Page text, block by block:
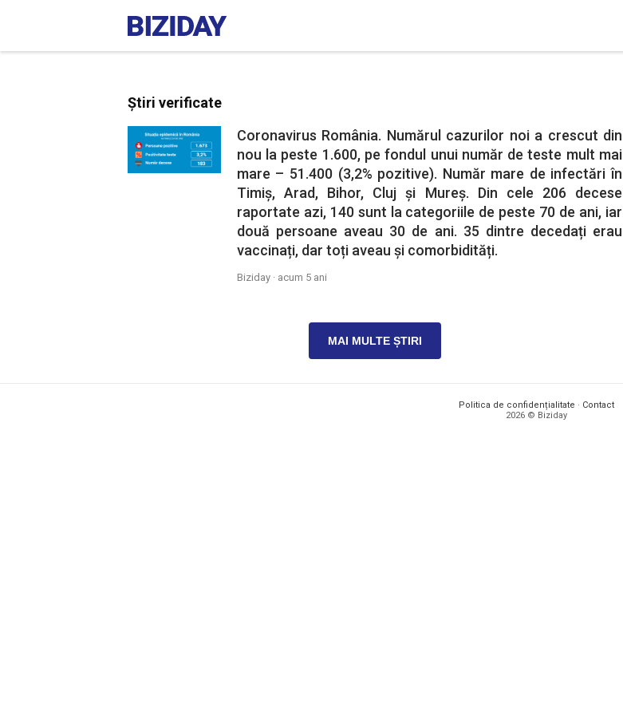
Știri verificate
Coronavirus România. Numărul cazurilor noi a crescut din
nou la peste 1.600, pe fondul unui număr de teste mult mai
mare – 51.400 (3,2% pozitive). Număr mare de infectări în
Timiș, Arad, Bihor, Cluj și Mureș. Din cele 206 decese
raportate azi, 140 sunt la categoriile de peste 70 de ani, iar
două persoane aveau 30 de ani. 35 dintre decedați erau
vaccinați, dar toți aveau și comorbidități.
Biziday · acum 5 ani
MAI MULTE ȘTIRI
Politica de confidențialitate · Contact
2026 © Biziday